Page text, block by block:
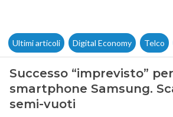
Ultimi articoli Digital Economy Telco
Successo “imprevisto”
smartphone Samsung.
semi-vuoti